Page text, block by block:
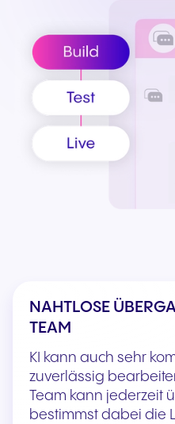
NAHTLOSE
TEAM
KI kann auch sehr
zuverlässig
Team kann jederzeit
bestimmst dabei die